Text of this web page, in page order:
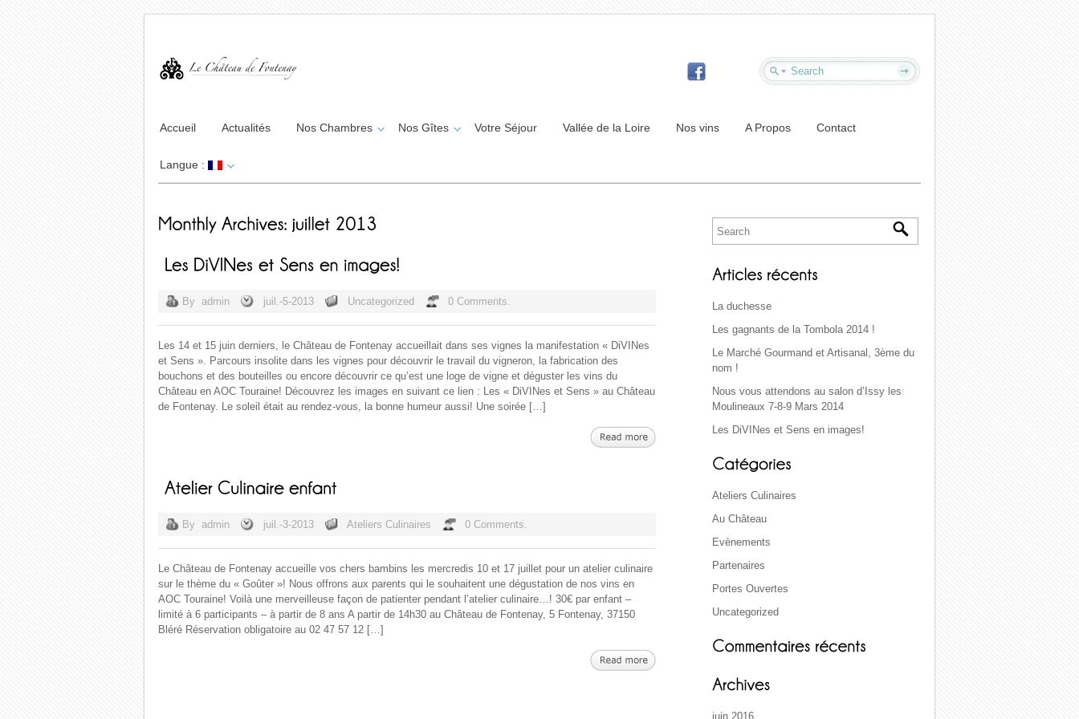
Accueil Actualités Nos Chambres Nos Gîtes Votre Séjour Vallée de la Loire Nos vins A Propos Contact
Langue :
By admin juil.-5-2013 Uncategorized 0 Comments.
Les 14 et 15 juin derniers, le Château de Fontenay accueillait dans ses vignes la manifestation « DiVINes
et Sens ». Parcours insolite dans les vignes pour découvrir le travail du vigneron, la fabrication des
bouchons et des bouteilles ou encore découvrir ce qu’est une loge de vigne et déguster les vins du
Château en AOC Touraine! Découvrez les images en suivant ce lien : Les « DiVINes et Sens » au Château
de Fontenay. Le soleil était au rendez-vous, la bonne humeur aussi! Une soirée […]
By admin juil.-3-2013 Ateliers Culinaires 0 Comments.
Le Château de Fontenay accueille vos chers bambins les mercredis 10 et 17 juillet pour un atelier culinaire
sur le thème du « Goûter »! Nous offrons aux parents qui le souhaitent une dégustation de nos vins en
AOC Touraine! Voilà une merveilleuse façon de patienter pendant l’atelier culinaire…! 30€ par enfant –
limité à 6 participants – à partir de 8 ans A partir de 14h30 au Château de Fontenay, 5 Fontenay, 37150
Bléré Réservation obligatoire au 02 47 57 12 […]
La duchesse
Les gagnants de la Tombola 2014 !
Le Marché Gourmand et Artisanal, 3ème du
nom !
Nous vous attendons au salon d’Issy les
Moulineaux 7-8-9 Mars 2014
Les DiVINes et Sens en images!
Ateliers Culinaires
Au Château
Evènements
Partenaires
Portes Ouvertes
Uncategorized
juin 2016